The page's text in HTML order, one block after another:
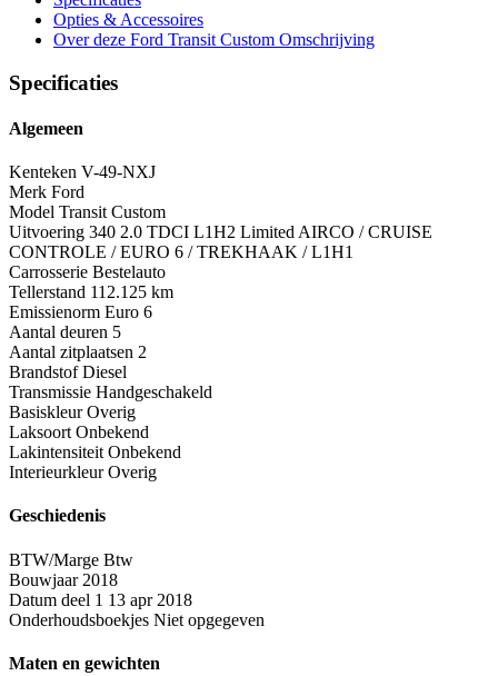
Opties & Accessoires
Over deze Ford Transit Custom Omschrijving
Specificaties
Algemeen
Kenteken V-49-NXJ
Merk Ford
Model Transit Custom
Uitvoering 340 2.0 TDCI L1H2 Limited AIRCO / CRUISE
CONTROLE / EURO 6 / TREKHAAK / L1H1
Carrosserie Bestelauto
Tellerstand 112.125 km
Emissienorm Euro 6
Aantal deuren 5
Aantal zitplaatsen 2
Brandstof Diesel
Transmissie Handgeschakeld
Basiskleur Overig
Laksoort Onbekend
Lakintensiteit Onbekend
Interieurkleur Overig
Geschiedenis
BTW/Marge Btw
Bouwjaar 2018
Datum deel 1 13 apr 2018
Onderhoudsboekjes Niet opgegeven
Maten en gewichten